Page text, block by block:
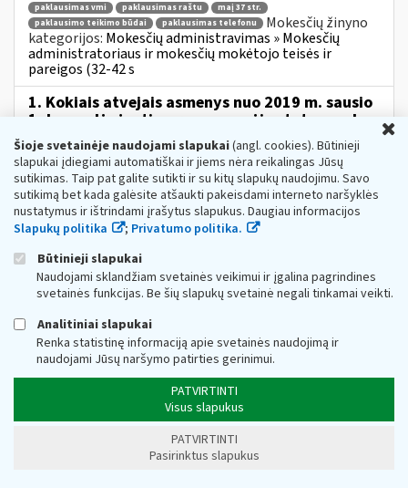
paklausimas vmi
paklausimas raštu
maį 37 str.
paklausimo teikimo būdai
paklausimas telefonu
Mokesčių žinyno
kategorijos: Mokesčių administravimas » Mokesčių
administratoriaus ir mokesčių mokėtojo teisės ir
pareigos (32-42 s
1. Kokiais atvejais asmenys nuo 2019 m. sausio
1 d. negalės įgyti paramos gavėjo statuso arba
iš turinčiųjų bus galimybė jį atimti?
Web turinio sąrašas 2019-03-08
Asmenys, neatitinkantys MAĮ 401 str. nustatytų
minimalių patikimomokesčiųmokėtojo kriterijų, nuo
2019 m. sausio 1 d. negalės įgyti paramos gavėjo statuso,
o tais...
Metai (Archyvas):2019
mokestis Pagrindinis: Mokesčių pakeitimai
Mokesčiųapskaitos informacinės sistemos
(MAIS) plėtros paslaugos (III etapas)
Web turinio sąrašas 2023-11-28
Projekto tikslas Modernizuoti Mokesčių apskaitos
informacinę sistemą (MAIS) taip, kad įgyvendinti
sudarytos sutarties su VĮ Registrų centru dėl MAIS
Smulkusis verslas jau gali teikti prašymus
pasinaudoti PVM išimtimi kitoje ES valstybėje
Šioje svetainėje naudojami slapukai(angl. cookies). Būtinieji
slapukai įdiegiami automatiškai ir jiems nėra reikalingas Jūsų
sutikimas. Taip pat galite sutikti ir su kitų slapukų naudojimu. Savo
sutikimą bet kada galėsite atšaukti pakeisdami interneto naršyklės
nustatymus ir ištrindami įrašytus slapukus. Daugiau informacijos
Slapukų politika
; Privatumo politika.
Būtinieji slapukai
Naudojami sklandžiam svetainės veikimui ir įgalina pagrindines
svetainės funkcijas. Be šių slapukų svetainė negali tinkamai veikti.
Analitiniai slapukai
Renka statistinę informaciją apie svetainės naudojimą ir
naudojami Jūsų naršymo patirties gerinimui.
PATVIRTINTI
Visus slapukus
PATVIRTINTI
Pasirinktus slapukus